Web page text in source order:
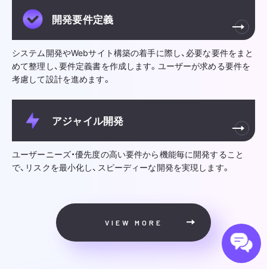
開発要件定義
システム開発やWebサイト構築の着手に際し、必要な要件をまと
めて整理し、要件定義書を作成します。ユーザーが求める要件を
考慮して設計を進めます。
アジャイル開発
ユーザーニーズ・優先度の高い要件から機能毎に開発すること
で、リスクを最小化し、スピーディーな開発を実現します。
VIEW MORE